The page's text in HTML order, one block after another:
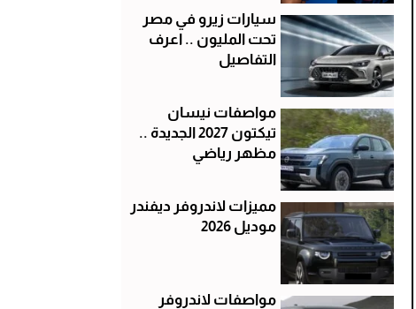
سيارات زيرو في مصر
تحت المليون .. اعرف
التفاصيل
مواصفات نيسان
تيكتون 2027 الجديدة ..
مظهر رياضي
مميزات لاندروفر ديفندر
موديل 2026
مواصفات لاندروفر